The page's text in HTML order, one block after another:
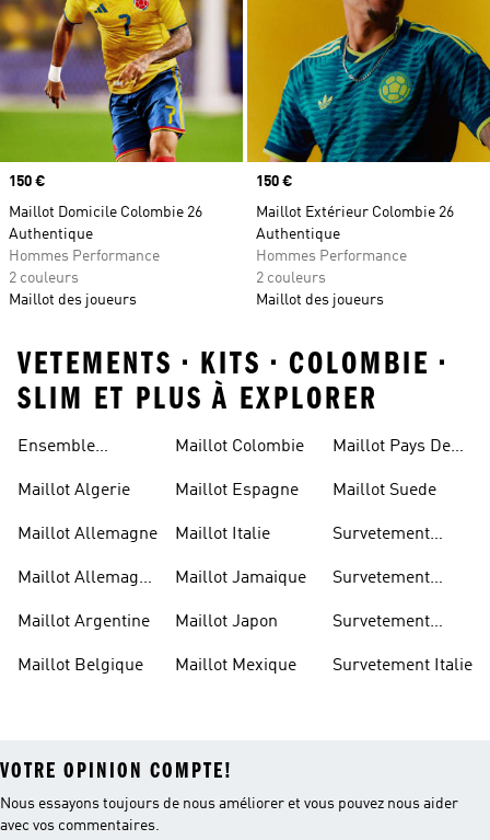
Prix
150 €
Maillot Domicile Colombie 26
Authentique
Hommes Performance
2 couleurs
Maillot des joueurs
Prix
150 €
Maillot Extérieur Colombie 26
Authentique
Hommes Performance
2 couleurs
Maillot des joueurs
VETEMENTS • KITS • COLOMBIE •
SLIM ET PLUS À EXPLORER
Ensemble
Maillot Algerie
Maillot Allemagne
Maillot Allemagne
Maillot Argentine
Maillot Belgique
Maillot Colombie
Maillot Espagne
Maillot Italie
Maillot Jamaique
Maillot Japon
Maillot Mexique
Maillot Pays De
Maillot Suede
Survetement
Survetement
Survetement
Survetement Italie
VOTRE OPINION COMPTE!
Nous essayons toujours de nous améliorer et vous pouvez nous aider
avec vos commentaires.